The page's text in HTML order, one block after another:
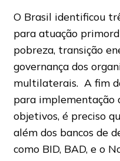
O Brasil identificou
para atuação
pobreza, transição
governança dos
multilaterais. A fim
para implementação
objetivos, é preciso
além dos bancos de
como BID, BAD, e o